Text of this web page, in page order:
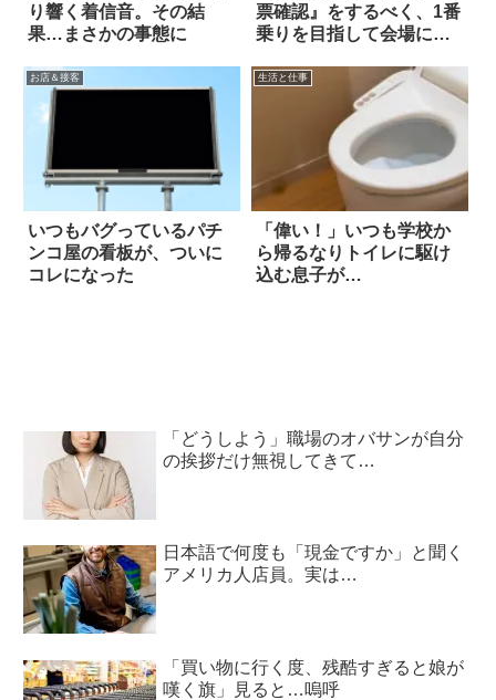
り響く着信音。その結
果…まさかの事態に
票確認』をするべく、1番
乗りを目指して会場に行
お店＆接客
いつもバグっているパチ
ンコ屋の看板が、ついに
コレになった
生活と仕事
「偉い！」いつも学校か
ら帰るなりトイレに駆け
込む息子が…
「どうしよう」職場のオバサンが自分
の挨拶だけ無視してきて…
日本語で何度も「現金ですか」と聞く
アメリカ人店員。実は…
「買い物に行く度、残酷すぎると娘が
嘆く旗」見ると…嗚呼